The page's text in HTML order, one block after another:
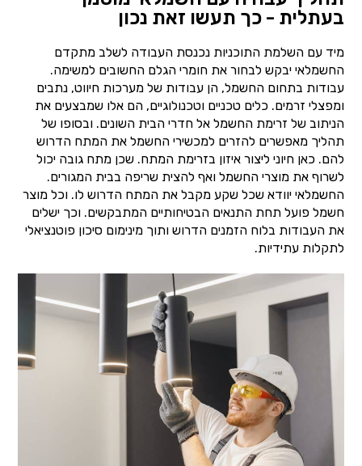
בעתלית - כך תעשו זאת נכון
מיד עם השלמת התוכניות נכנסת העבודה לשלב מתקדם
החשמלאי יבקש לבחור את חומרי הגלם החשובים למשימה.
עבודות בתחום החשמל, הן עבודות של מערכות חיווט, נתבים
ומפצלי זרמים. כלים טכניים וטכנולוגיים, הם אלו שמבצעים את
הניתוב של זרימת החשמל אל חדרי הבית השונים. ובסופו של
תהליך מאפשרים להזרים למכשירי החשמל את המתח הדרוש
להם. כאן חיוני ליצור איזון בזרימת המתח. שכן מתח גובה יכול
לשרוף את מוצרי החשמל ואף להצית שריפה בבית המגורים.
החשמלאי יוודא שכל שקע מקבל את המתח הדרוש לו. וכל מוצר
חשמל פועל תחת התנאים הבטיחותיים המתבקשים. וכך ישלים
את העבודות בלוח הזמנים הדרוש ותוך מינימום סיכון פוטנציאלי
לתקלות עתידיות.